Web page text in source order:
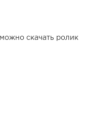
можно скачать ролик